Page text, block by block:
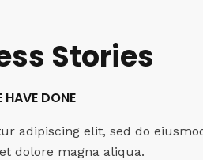
Stories
DONE
adipiscing elit, sed do
dolore magna aliqua.